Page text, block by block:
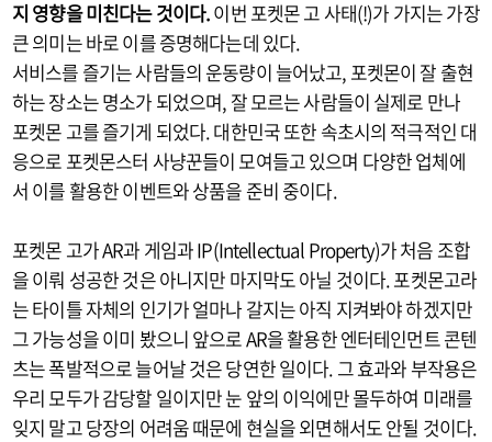
지 영향을 미친다는 것이다.이번 포켓몬 고 사태(!)가 가지는 가장
큰 의미는 바로 이를 증명해다는데 있다.
서비스를 즐기는 사람들의 운동량이 늘어났고, 포켓몬이 잘 출현
하는 장소는 명소가 되었으며, 잘 모르는 사람들이 실제로 만나
포켓몬 고를 즐기게 되었다. 대한민국 또한 속초시의 적극적인 대
응으로 포켓몬스터 사냥꾼들이 모여들고 있으며 다양한 업체에
서 이를 활용한 이벤트와 상품을 준비 중이다.
포켓몬 고가 AR과 게임과 IP(Intellectual Property)가 처음 조합
을 이뤄 성공한 것은 아니지만 마지막도 아닐 것이다. 포켓몬고라
는 타이틀 자체의 인기가 얼마나 갈지는 아직 지켜봐야 하겠지만
그 가능성을 이미 봤으니 앞으로 AR을 활용한 엔터테인먼트 콘텐
츠는 폭발적으로 늘어날 것은 당연한 일이다. 그 효과와 부작용은
우리 모두가 감당할 일이지만 눈 앞의 이익에만 몰두하여 미래를
잊지 말고 당장의 어려움 때문에 현실을 외면해서도 안될 것이다.